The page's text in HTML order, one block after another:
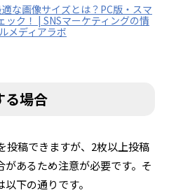
な画像サイズとは？PC版・スマ
ク！ | SNSマーケティングの情
メディアラボ
場合
稿できますが、2枚以上投稿
あるため注意が必要です。そ
下の通りです。